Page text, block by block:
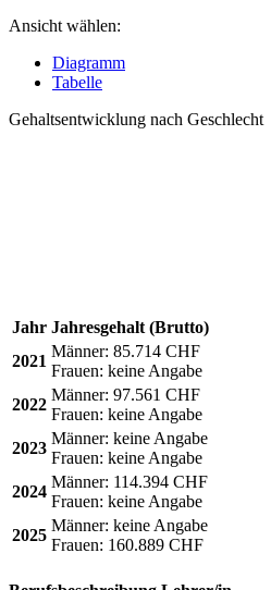
Ansicht wählen:
Diagramm
Tabelle
Gehaltsentwicklung nach Geschlecht
Jahr Jahresgehalt (Brutto)
2021
Männer: 85.714 CHF
Frauen: keine Angabe
2022
Männer: 97.561 CHF
Frauen: keine Angabe
2023
Männer: keine Angabe
Frauen: keine Angabe
2024
Männer: 114.394 CHF
Frauen: keine Angabe
2025
Männer: keine Angabe
Frauen: 160.889 CHF